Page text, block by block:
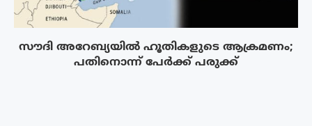
സൗദി അറേബ്യയിൽ ഹൂതികളുടെ ആക്രമണം;
പതിനൊന്ന് പേർക്ക് പരുക്ക്